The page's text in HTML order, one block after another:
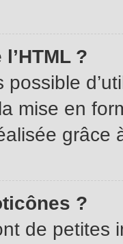
?
possible
mise en
grâce
?
de petites